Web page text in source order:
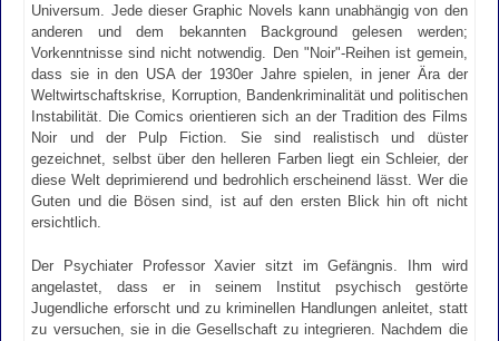
Universum. Jede dieser Graphic Novels kann unabhängig von den
anderen und dem bekannten Background gelesen werden;
Vorkenntnisse sind nicht notwendig. Den "Noir"-Reihen ist gemein,
dass sie in den USA der 1930er Jahre spielen, in jener Ära der
Weltwirtschaftskrise, Korruption, Bandenkriminalität und politischen
Instabilität. Die Comics orientieren sich an der Tradition des Films
Noir und der Pulp Fiction. Sie sind realistisch und düster
gezeichnet, selbst über den helleren Farben liegt ein Schleier, der
diese Welt deprimierend und bedrohlich erscheinend lässt. Wer die
Guten und die Bösen sind, ist auf den ersten Blick hin oft nicht
ersichtlich.
Der Psychiater Professor Xavier sitzt im Gefängnis. Ihm wird
angelastet, dass er in seinem Institut psychisch gestörte
Jugendliche erforscht und zu kriminellen Handlungen anleitet, statt
zu versuchen, sie in die Gesellschaft zu integrieren. Nachdem die